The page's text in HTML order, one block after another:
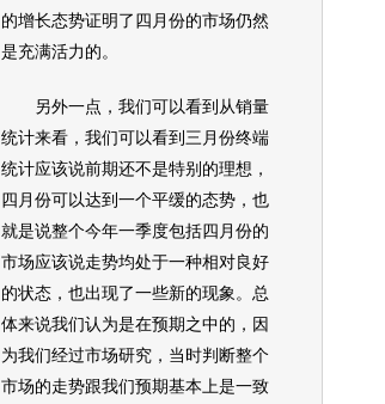
的增长态势证明了四月份的市场仍然
是充满活力的。
另外一点，我们可以看到从销量
统计来看，我们可以看到三月份终端
统计应该说前期还不是特别的理想，
四月份可以达到一个平缓的态势，也
就是说整个今年一季度包括四月份的
市场应该说走势均处于一种相对良好
的状态，也出现了一些新的现象。总
体来说我们认为是在预期之中的，因
为我们经过市场研究，当时判断整个
市场的走势跟我们预期基本上是一致